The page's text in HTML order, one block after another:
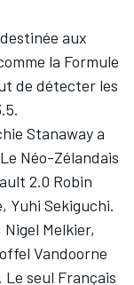
aux
la Formule
de détecter les
Stanaway a
Néo-Zélandais
2.0 Robin
Yuhi Sekiguchi.
Melkier,
Vandoorne
seul Français